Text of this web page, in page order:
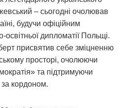
– сьогодні очолював
будучи офіційним
дипломатії Польщі.
присвятив себе зміцненню
просторі, очолюючи
та підтримуючи
за кордоном.